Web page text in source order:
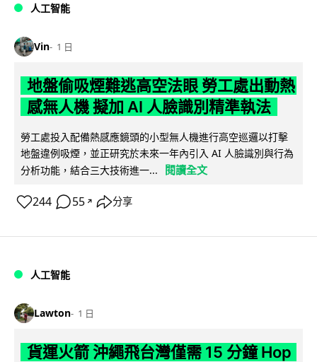
人工智能
Vin 1 日
地盤偷吸煙難逃高空法眼 勞工處出動熱
感無人機 擬加 AI 人臉識別精準執法
勞工處投入配備熱感應鏡頭的小型無人機進行高空巡邏以打擊
地盤違例吸煙，並正研究於未來一年內引入 AI 人臉識別與行為
分析功能，結合三大技術進一...
閱讀全文
244 55 ↗ 分享
人工智能
Lawton 1 日
貨運火箭 沖繩飛台灣僅需 15 分鐘 Hop